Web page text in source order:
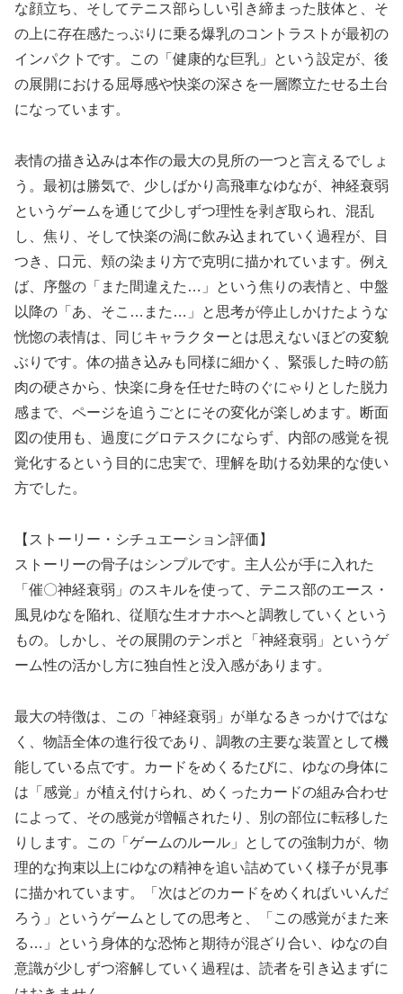
な顔立ち、そしてテニス部らしい引き締まった肢体と、そ
の上に存在感たっぷりに乗る爆乳のコントラストが最初の
インパクトです。この「健康的な巨乳」という設定が、後
の展開における屈辱感や快楽の深さを一層際立たせる土台
になっています。
表情の描き込みは本作の最大の見所の一つと言えるでしょ
う。最初は勝気で、少しばかり高飛車なゆなが、神経衰弱
というゲームを通じて少しずつ理性を剥ぎ取られ、混乱
し、焦り、そして快楽の渦に飲み込まれていく過程が、目
つき、口元、頬の染まり方で克明に描かれています。例え
ば、序盤の「また間違えた…」という焦りの表情と、中盤
以降の「あ、そこ…また…」と思考が停止しかけたような
恍惚の表情は、同じキャラクターとは思えないほどの変貌
ぶりです。体の描き込みも同様に細かく、緊張した時の筋
肉の硬さから、快楽に身を任せた時のぐにゃりとした脱力
感まで、ページを追うごとにその変化が楽しめます。断面
図の使用も、過度にグロテスクにならず、内部の感覚を視
覚化するという目的に忠実で、理解を助ける効果的な使い
方でした。
【ストーリー・シチュエーション評価】
ストーリーの骨子はシンプルです。主人公が手に入れた
「催〇神経衰弱」のスキルを使って、テニス部のエース・
風見ゆなを陥れ、従順な生オナホへと調教していくという
もの。しかし、その展開のテンポと「神経衰弱」というゲ
ーム性の活かし方に独自性と没入感があります。
最大の特徴は、この「神経衰弱」が単なるきっかけではな
く、物語全体の進行役であり、調教の主要な装置として機
能している点です。カードをめくるたびに、ゆなの身体に
は「感覚」が植え付けられ、めくったカードの組み合わせ
によって、その感覚が増幅されたり、別の部位に転移した
りします。この「ゲームのルール」としての強制力が、物
理的な拘束以上にゆなの精神を追い詰めていく様子が見事
に描かれています。「次はどのカードをめくればいいんだ
ろう」というゲームとしての思考と、「この感覚がまた来
る…」という身体的な恐怖と期待が混ざり合い、ゆなの自
意識が少しずつ溶解していく過程は、読者を引き込まずに